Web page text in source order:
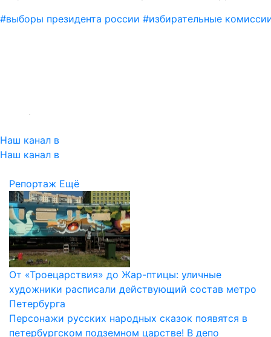
#выборы президента россии #избирательные
Наш канал в
Наш канал в
Репортаж Ещё
От «Троецарствия» до Жар-птицы: уличные
художники расписали действующий состав метро
Петербурга
Персонажи русских народных сказок появятся в
петербургском подземном царстве! В депо